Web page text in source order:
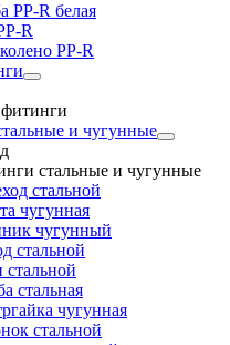
РР-R белая
R
PP-R
и чугунные
стальные и чугунные
стальной
чугунная
чугунный
стальной
стальной
стальная
чугунная
стальной